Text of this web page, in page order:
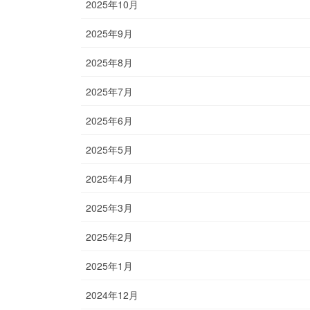
2025年10月
2025年9月
2025年8月
2025年7月
2025年6月
2025年5月
2025年4月
2025年3月
2025年2月
2025年1月
2024年12月